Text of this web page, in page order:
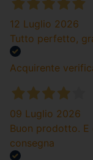
12 Luglio 2026
Tutto perfetto,
Acquirente
09 Luglio 2026
Buon prodotto.
consegna